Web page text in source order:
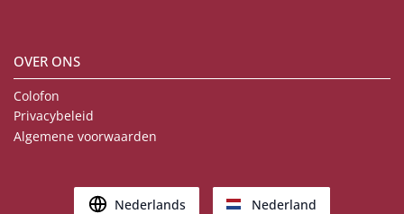
OVER ONS
Colofon
Privacybeleid
Algemene voorwaarden
Nederlands Nederland